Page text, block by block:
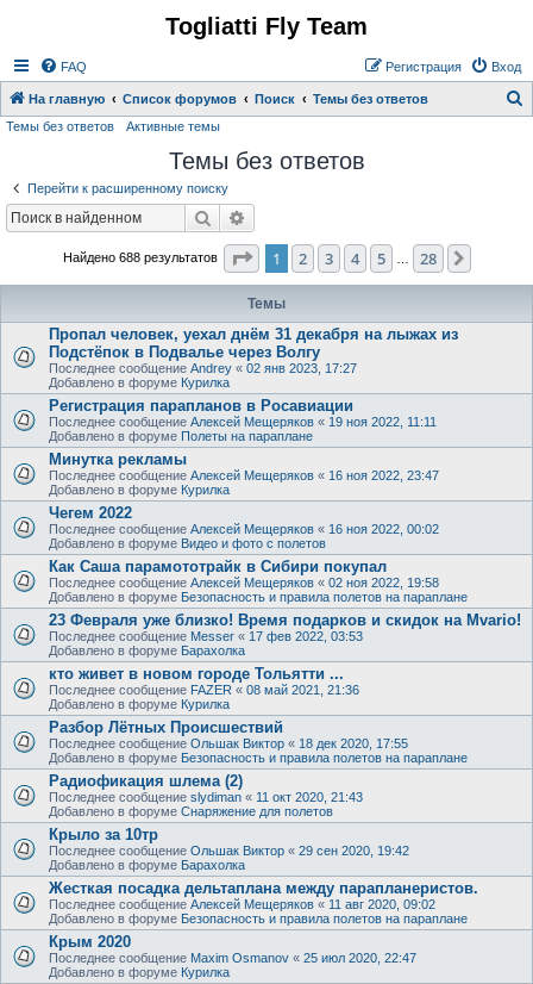
Togliatti Fly Team
FAQ Вход
Регистрация
На главную Список форумов Поиск Темы без ответов
Темы без ответов Активные темы
Темы без ответов
Перейти к расширенному поиску
Поиск
Найдено 688 результатов Страница из 28
1 2 3 4 5 28
Темы
Пропал человек, уехал днём 31 декабря на лыжах из
Подстёпок в Подвалье через Волгу
Последнее сообщение Andrey « 02 янв 2023, 17:27
Добавлено в форуме Курилка
Регистрация парапланов в Росавиации
Последнее сообщение Алексей Мещеряков « 19 ноя 2022, 11:11
Добавлено в форуме Полеты на параплане
Минутка рекламы
Последнее сообщение Алексей Мещеряков « 16 ноя 2022, 23:47
Добавлено в форуме Курилка
Чегем 2022
Последнее сообщение Алексей Мещеряков « 16 ноя 2022, 00:02
Добавлено в форуме Видео и фото с полетов
Как Саша парамототрайк в Сибири покупал
Последнее сообщение Алексей Мещеряков « 02 ноя 2022, 19:58
Добавлено в форуме Безопасность и правила полетов на параплане
23 Февраля уже близко! Время подарков и скидок на Mvario!
Последнее сообщение Messer « 17 фев 2022, 03:53
Добавлено в форуме Барахолка
кто живет в новом городе Тольятти ...
Последнее сообщение FAZER « 08 май 2021, 21:36
Добавлено в форуме Курилка
Разбор Лётных Происшествий
Последнее сообщение Ольшак Виктор « 18 дек 2020, 17:55
Добавлено в форуме Безопасность и правила полетов на параплане
Радиофикация шлема (2)
Последнее сообщение slydiman « 11 окт 2020, 21:43
Добавлено в форуме Снаряжение для полетов
Крыло за 10тр
Последнее сообщение Ольшак Виктор « 29 сен 2020, 19:42
Добавлено в форуме Барахолка
Жесткая посадка дельтаплана между парапланеристов.
Последнее сообщение Алексей Мещеряков « 11 авг 2020, 09:02
Добавлено в форуме Безопасность и правила полетов на параплане
Крым 2020
Последнее сообщение Maxim Osmanov « 25 июл 2020, 22:47
Добавлено в форуме Курилка